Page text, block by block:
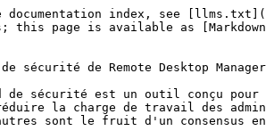
Éléments d'action d'amélioration

#### Une politique de mot de passe par défaut devrait être configurée

Les politiques de mot de passe définissent les exigences applicables aux mots de passe générés avec les générateurs de mots de passe.

**Atténuation**

Dans ***Administration*** – ***Politiques de mot de passe***, sélectionnez ***Ajouter*** pour créer une politique de mot de passe. Ensuite, la politique de mot de passe par défaut peut être sélectionnée dans ***Administration*** – ***Paramètres système*** – ***Politique de mot de passe***.

***

#### Un fournisseur de sécurité devrait être utilisé

Par défaut, les mots de passe ne sont pas protégés au repos. Lorsqu'un fournisseur de sécurité est configuré, les données sensibles contenues dans un espace de travail sont chiffrées.

**Atténuation**

Les fournisseurs de sécurité sont configurés dans ***Administration*** – ***Fournisseurs de sécurité***.

***

#### Une clé maîtresse devrait être utilisée avec l'espace de travail

L'utilisation d'une clé maîtresse chiffre le contenu sensible des fichiers d'espace de travail au format XML.

**Atténuation**

La clé maîtresse peut être définie sous ***Fichier*** – ***Changer la clé maîtresse***.

***

#### Une version client minimale devrait être configurée

La définition d'une version minimale de Remote Desktop Manager est recommandée pour s'assurer que les clients sont à jour et disposent des dernières fonctionnalités de sécurité.

***

#### Les fichiers de configuration devraient être chiffrés à l'aide d'un mot de passe d'application

Le mot de passe d'application devrait être utilisé pour chiffrer les informations sensibles dans les fichiers de configuration de Remote Desktop Manager.

**Atténuation**

Dans ***Fichier*** – ***Paramètres*** – ***Sécurité*** – ***Sécurité de l'application (local)***, choisissez ***Utiliser un mot de passe d'application*** et cochez ***Chiffrer les fichiers locaux à l'aide du mot de passe d'application***.

***

#### HTTPS devrait être utilisé pour se connecter à l'espace de travail

HTTPS est utilisé pour protéger la communication entre le client et le serveur hébergeant l'espace de travail. Le trafic via